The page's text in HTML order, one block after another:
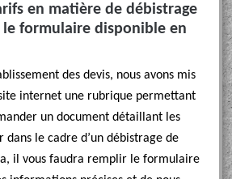
en matière de débistrage
formulaire disponible en
des devis, nous avons mis
internet une rubrique permettant
un document détaillant les
dans le cadre d’un débistrage de
il vous faudra remplir le formulaire